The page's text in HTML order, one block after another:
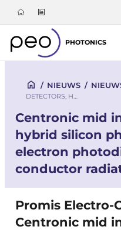
PHOTONICS
/ NIEUWS /
DETECTORS, H…
Centronic mid
hybrid silicon
electron
conductor
Promis Electro-
Centronic mid